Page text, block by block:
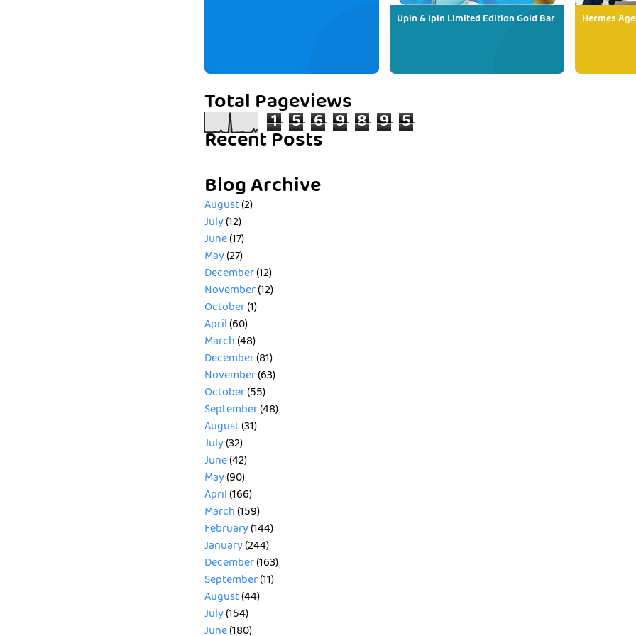
Upin & Ipin Limited Edition Gold Bar Hermes
Total Pageviews
1 5 6 9 8 9 5
Recent Posts
Blog Archive
August(2)
July(12)
June(17)
May(27)
December(12)
November(12)
October(1)
April(60)
March(48)
December(81)
November(63)
October(55)
September(48)
August(31)
July(32)
June(42)
May(90)
April(166)
March(159)
February(144)
January(244)
December(163)
September(11)
August(44)
July(154)
June(180)